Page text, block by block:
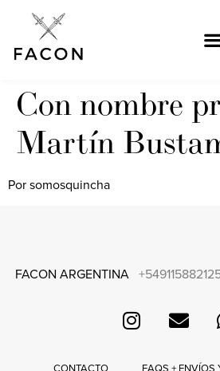
Con nombre
Martín
Por somosquincha
FACON ARGENTINA